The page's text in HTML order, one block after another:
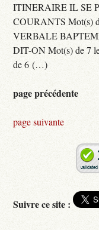
ITINERAIRE IL SE
COURANTS Mot(s)
VERBALE
DIT-ON Mot(s) de 7
de 6 (…)
page précédente
page suivante
Suivre ce site :